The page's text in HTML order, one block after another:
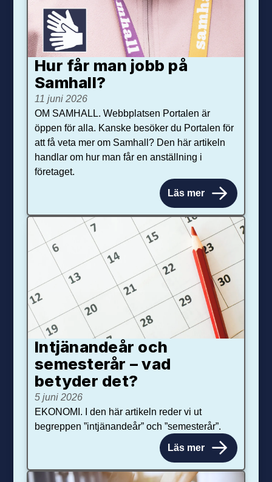
Hur får man jobb på
Samhall?
11 juni 2026
OM SAMHALL. Webbplatsen Portalen är
öppen för alla. Kanske besöker du Portalen för
att få veta mer om Samhall? Den här artikeln
handlar om hur man får en anställning i
företaget.
Läs mer
Intjänandeår och
semesterår – vad
betyder det?
5 juni 2026
EKONOMI. I den här artikeln reder vi ut
begreppen ”intjänandeår” och ”semesterår”.
Läs mer